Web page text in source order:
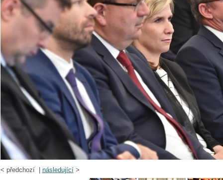
< předchozí | následující>